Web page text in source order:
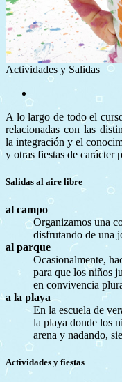
Actividades y Salidas
A lo largo de todo el
relacionadas con las
la integración y el
y otras fiestas de carácter
Salidas al aire libre
al campo
Organizamos una
disfrutando de una
al parque
Ocasionalmente,
para que los niños
en convivencia
a la playa
En la escuela de
la playa donde los
arena y nadando,
Actividades y fiestas